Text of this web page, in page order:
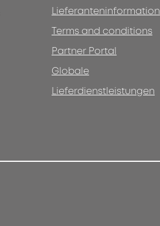
Lieferanteninformation
Terms and conditions
Partner Portal
Globale
Lieferdienstleistungen